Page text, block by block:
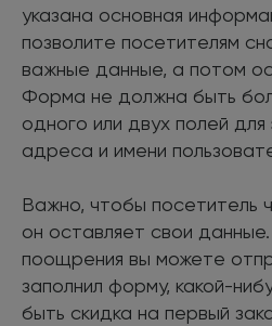
указана основная
позволите посетителям
важные данные, а потом
Форма не должна быть
одного или двух полей для
адреса и имени
Важно, чтобы посетитель
он оставляет свои
поощрения вы можете
заполнил форму, какой-
быть скидка на первый